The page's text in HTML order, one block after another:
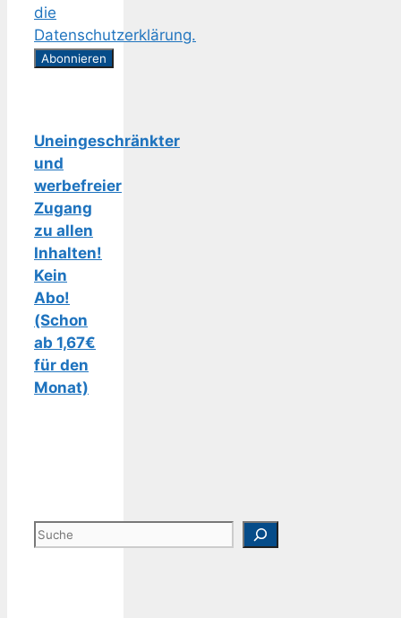
die
Datenschutzerklärung.
Uneingeschränkter
und
werbefreier
Zugang
zu allen
Inhalten!
Kein
Abo!
(Schon
ab 1,67€
für den
Monat)
Suchen